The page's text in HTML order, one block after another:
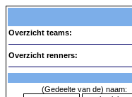
Overzicht teams:
Overzicht renners:
(Gedeelte van de) naam: